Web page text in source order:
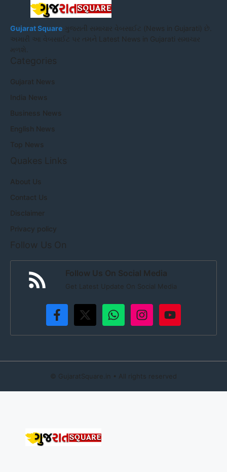
Gujarat Square ગુજરાતી સમાચાર વેબસાઈટ (News in Gujarati) છે.
અમારી આ વેબસાઈટ પર તમને Latest News in Gujarati સમાચાર
મળશે.
Categories
Gujarat News
India News
Business News
English News
Top News
Quakes Links
About Us
Contact Us
Disclaimer
Privacy policy
Follow Us On
Follow Us On Social Media
Get Latest Update On Social Media
© GujaratSquare.in • All rights reserved